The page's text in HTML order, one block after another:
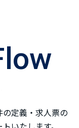
定義・求人票の